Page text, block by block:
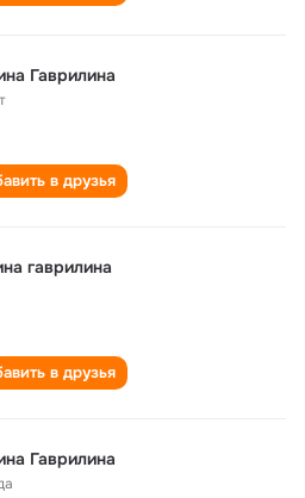
Гаврилина
в друзья
гаврилина
в друзья
Гаврилина